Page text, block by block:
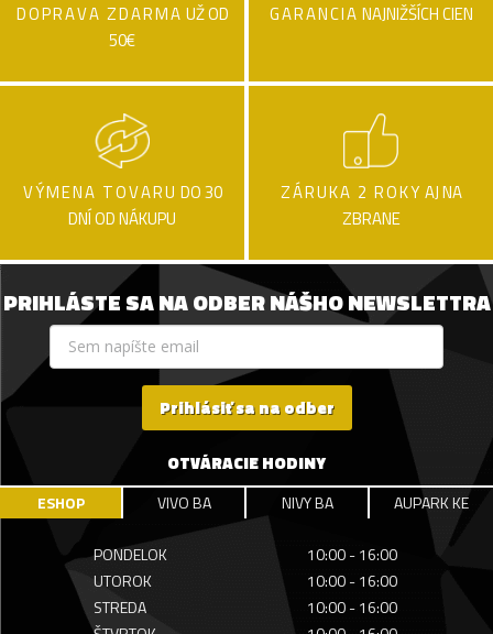
DOPRAVA ZDARMA UŽ OD
50€
GARANCIA NAJNIŽŠÍCH CIEN
VÝMENA TOVARU DO 30
DNÍ OD NÁKUPU
ZÁRUKA 2 ROKY AJ NA
ZBRANE
PRIHLÁSTE SA NA ODBER NÁŠHO NEWSLETTRA
Prihlásiť sa na odber
OTVÁRACIE HODINY
ESHOP VIVO BA NIVY BA AUPARK KE
PONDELOK
10:00 - 16:00
UTOROK
10:00 - 16:00
STREDA
10:00 - 16:00